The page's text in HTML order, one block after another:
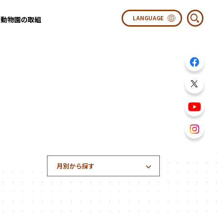
動物園の取組